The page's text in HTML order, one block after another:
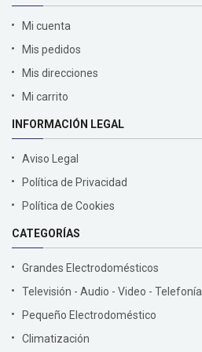
Mi cuenta
Mis pedidos
Mis direcciones
Mi carrito
INFORMACIÓN LEGAL
Aviso Legal
Política de Privacidad
Política de Cookies
CATEGORÍAS
Grandes Electrodomésticos
Televisión - Audio - Video - Telefonía
Pequeño Electrodoméstico
Climatización